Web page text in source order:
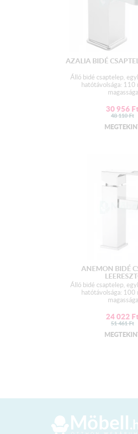
AZALIA BIDÉ
Álló bidé csaptelep,
hatótávolsága: 110
30 956
48 110Ft
ANEMON BIDÉ
Álló bidé csaptelep,
hatótávolsága: 100
24 022
51 461Ft